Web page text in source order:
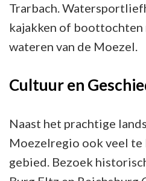
Trarbach.
kajakken of boottochten
wateren van de Moezel.
Cultuur en
Naast het prachtige
Moezelregio ook veel
gebied. Bezoek